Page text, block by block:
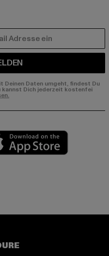
Deinen Daten umgeht, findest Du
kannst Dich jederzeit kostenfei